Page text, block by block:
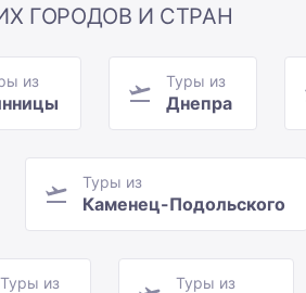
ГОРОДОВ И СТРАН
из Туры из
Днепра
Туры из
Каменец-Подольского
Туры из Туры из